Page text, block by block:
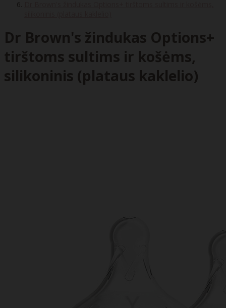
Dr Brown's žindukas Options+
tirštoms sultims ir košėms,
silikoninis (plataus kaklelio)